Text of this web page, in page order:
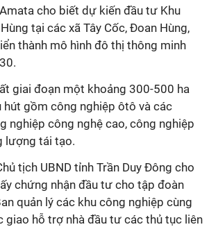
cho biết dự kiến đầu tư Khu
tại các xã Tây Cốc, Đoan Hùng,
thành mô hình đô thị thông minh
giai đoạn một khoảng 300-500 ha
hút gồm công nghiệp ôtô và các
nghiệp công nghệ cao, công nghiệp
lượng tái tạo.
tịch UBND tỉnh Trần Duy Đông cho
chứng nhận đầu tư cho tập đoàn
quản lý các khu công nghiệp cùng
giao hỗ trợ nhà đầu tư các thủ tục liên